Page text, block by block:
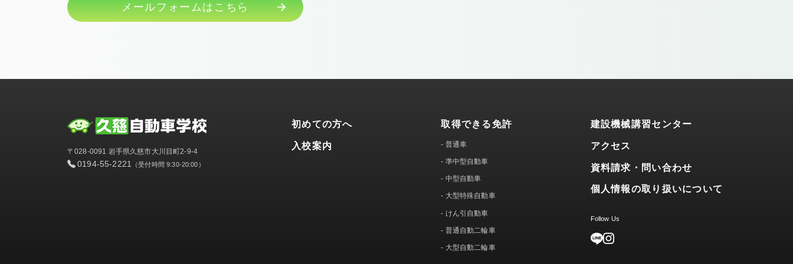
メールフォームはこちら
〒028-0091 岩手県久慈市大川目町2-9-4
0194-55-2221 （受付時間 9:30-20:00）
初めての方へ
入校案内
取得できる免許
- 普通車
- 準中型自動車
- 中型自動車
- 大型特殊自動車
- けん引自動車
- 普通自動二輪車
- 大型自動二輪車
建設機械講習センター
アクセス
資料請求・問い合わせ
個人情報の取り扱いについて
Follow Us